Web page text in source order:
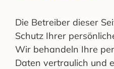
Die Betreiber dieser
Schutz Ihrer
Wir behandeln Ihre
Daten vertraulich und